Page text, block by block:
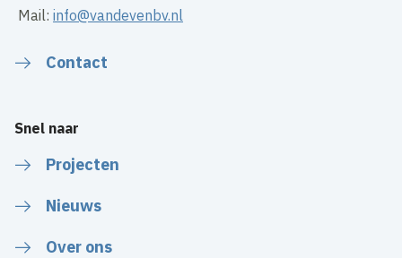
Mail:info@vandevenbv.nl
Contact
Snel naar
Projecten
Nieuws
Over ons